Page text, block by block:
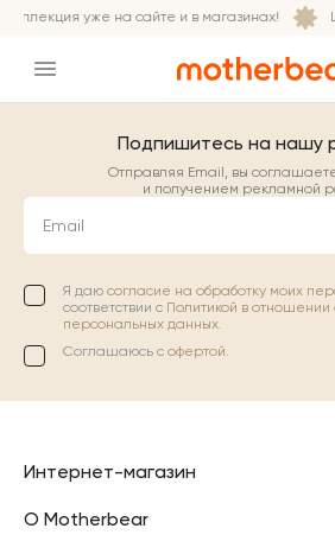
уже на сайте и в магазинах!
Подпишитесь на нашу
Отправляя Email, вы
и получением рекламной
Email
Я даю согласие на обработку моих
соответствии с Политикой в отношении
персональных данных.
Соглашаюсь с офертой.
Интернет-магазин
О Motherbear